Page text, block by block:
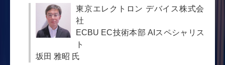
東京エレクトロン デバイス株式会
社
ECBU EC技術本部 AIスペシャリス
ト
坂田 雅昭 氏